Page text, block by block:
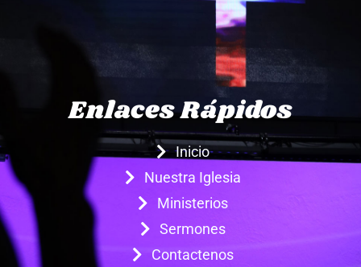
Enlaces Rápidos
Inicio
Nuestra Iglesia
Ministerios
Sermones
Contactenos